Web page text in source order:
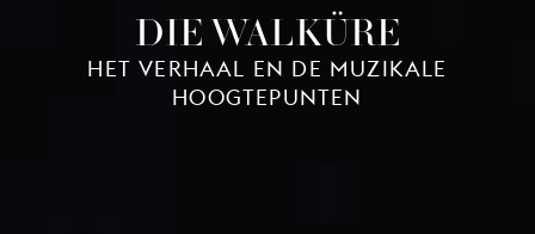
DIE WALKÜRE
HET VERHAAL EN DE MUZIKALE
HOOGTEPUNTEN